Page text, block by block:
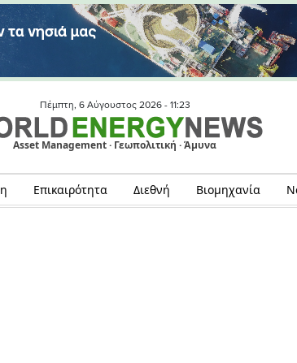
Πέμπτη, 6 Αύγουστος 2026 - 11:23
Asset Management · Γεωπολιτική · Άμυνα
Επικαιρότητα Διεθνή Βιομηχανία